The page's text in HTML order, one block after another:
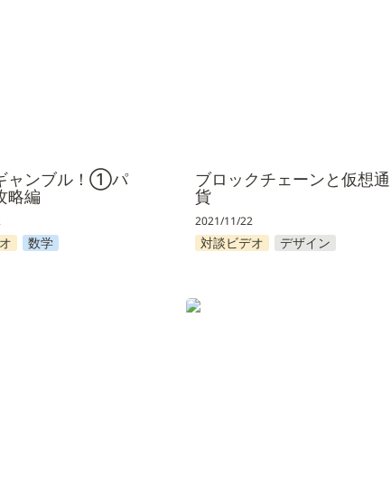
ャンブル！①パ
略編
数学
ブロックチェーンと仮想通
貨
2021/11/22
対談ビデオ デザイン
AI
Lazuli株式会社・株式会社